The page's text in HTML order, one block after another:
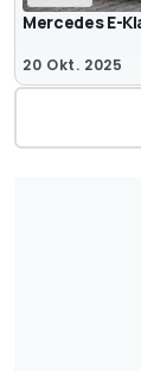
Mercedes E-
20 Okt. 2025